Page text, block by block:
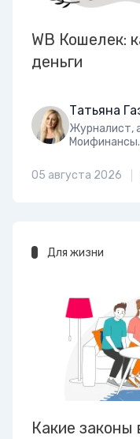
WB Кошелек:
деньги
Татьяна
Журналист,
05 августа 2026
Для жизни
Какие законы